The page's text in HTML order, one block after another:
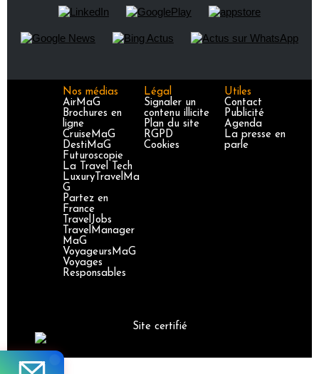
Nos médias
AirMaG
Brochures en
ligne
CruiseMaG
DestiMaG
Futuroscopie
La Travel Tech
LuxuryTravelMa
G
Partez en
France
TravelJobs
TravelManager
MaG
VoyageursMaG
Voyages
Responsables
Légal
Signaler un
contenu illicite
Plan du site
RGPD
Cookies
Utiles
Contact
Publicité
Agenda
La presse en
parle
Site certifié